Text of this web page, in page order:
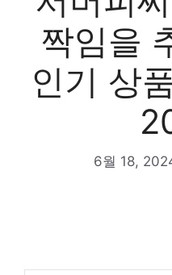
짝임을
인기 상
6월 18,